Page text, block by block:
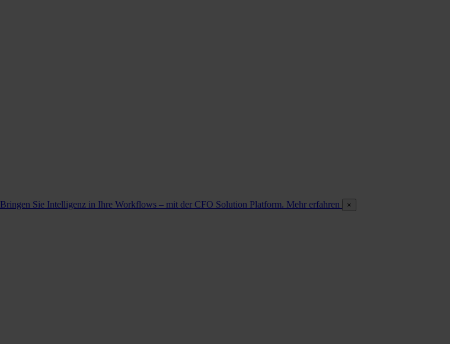
Bringen Sie Intelligenz in Ihre Workflows – mit der CFO Solution Platform. Mehr erfahren ×